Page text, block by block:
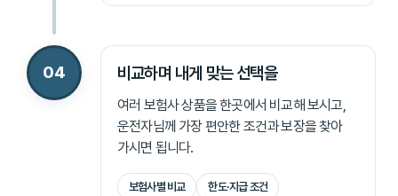
04 비교하며 내게 맞는 선택을
여러 보험사 상품을 한곳에서 비교해 보시고,
운전자님께 가장 편안한 조건과 보장을 찾아
가시면 됩니다.
보험사별 비교 한도·지급 조건